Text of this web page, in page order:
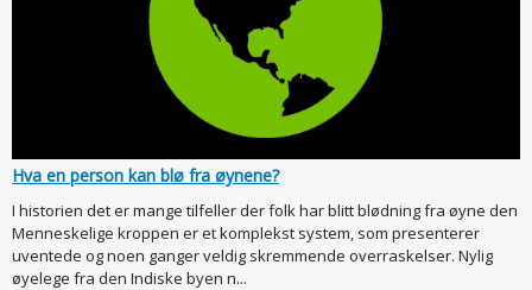
Hva en person kan blø fra øynene?
I historien det er mange tilfeller der folk har blitt blødning fra øyne den
Menneskelige kroppen er et komplekst system, som presenterer
uventede og noen ganger veldig skremmende overraskelser. Nylig
øyelege fra den Indiske byen n...